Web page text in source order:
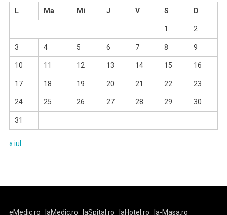
L
Ma Mi J V S D
1 2
3 4 5 6 7 8 9
10 11 12 13 14 15 16
17 18 19 20 21 22 23
24 25 26 27 28 29 30
31
« iul.
eMedic.ro laMedic.ro laSpital.ro laHotel.ro
la-Masa.ro